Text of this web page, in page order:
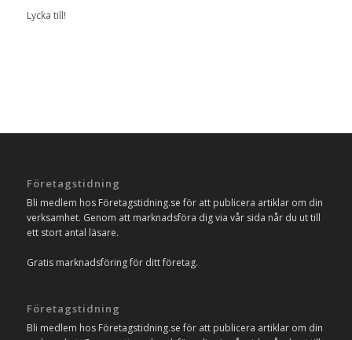
Lycka till!
Företagstidning
Bli medlem hos Företagstidning.se för att publicera artiklar om din
verksamhet. Genom att marknadsföra dig via vår sida når du ut till
ett stort antal läsare.
Gratis marknadsföring för ditt företag.
Företagstidning
Bli medlem hos Företagstidning.se för att publicera artiklar om din